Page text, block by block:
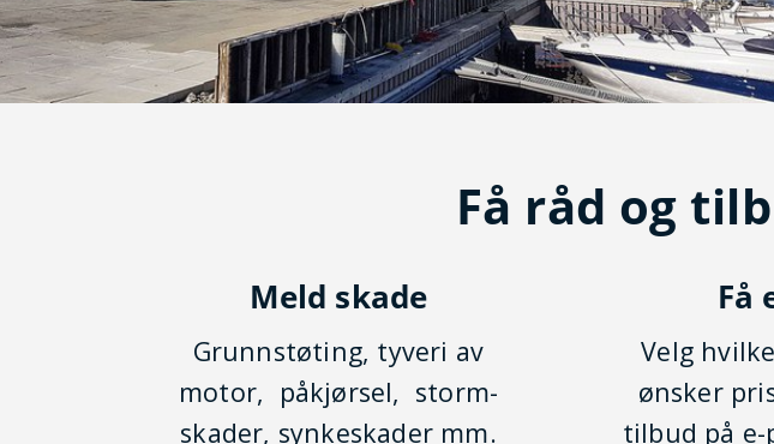
Få råd og
Meld skade
Grunnstøting, tyveri av
motor, påkjørsel, storm­
skader, synke­skader mm.
Få
Velg
ønsker
tilbud på